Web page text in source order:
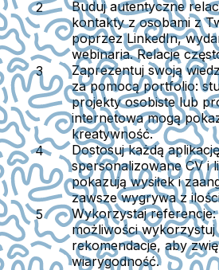
Buduj autentyczne
kontakty z osobami z
poprzez LinkedIn,
webinaria. Relacje
Zaprezentuj swoją
za pomocą portfolio:
projekty osobiste lub
internetowa mogą
kreatywność.
Dostosuj każdą
spersonalizowane CV i
pokazują wysiłek i
zawsze wygrywa z
Wykorzystaj referencje:
możliwości
rekomendacje, aby
wiarygodność.